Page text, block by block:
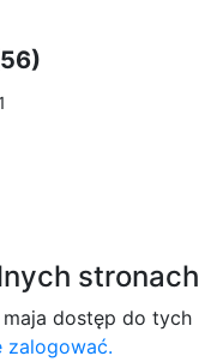
stronach
dostęp do tych
zalogować.